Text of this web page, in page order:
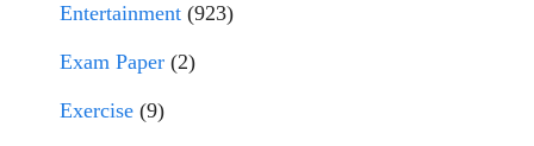
Entertainment (923)
Exam Paper (2)
Exercise (9)